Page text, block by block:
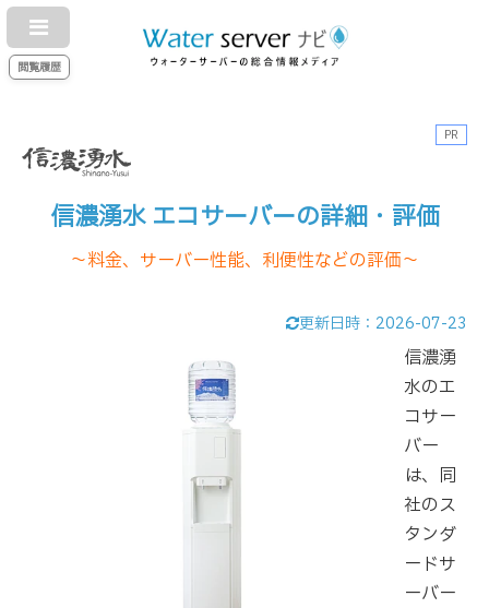
閲覧履歴
PR
信濃湧水 エコサーバーの詳細・評価
～料金、サーバー性能、利便性などの評価～
更新日時： 2026-07-23
信濃湧
水のエ
コサー
バー
は、同
社のス
タンダ
ードサ
ーバー